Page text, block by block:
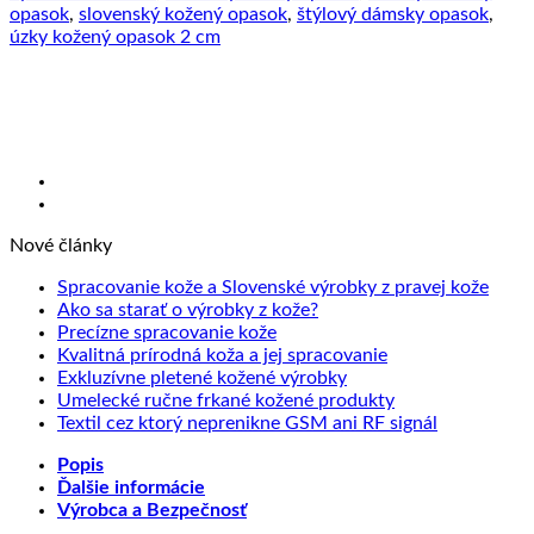
opasok, slovenský kožený opasok, štýlový dámsky opasok,
úzky kožený opasok 2 cm
Nové články
Spracovanie kože a Slovenské výrobky z pravej kože
Ako sa starať o výrobky z kože?Žiadne
na
Ako
sa
starať
Precízne spracovanie kožeŽiadne
komentáre
na
Precízne
spracovanie
Kvalitná prírodná koža a jej spracovanieŽiadne
na
Kvalitná
Exkluzívne pletené kožené výrobkyŽiadne
komentáre
na
Umelecké ručne frkané kožené produktyŽiadne
komentáre
Textil cez ktorý neprenikne GSM ani RF signál
Popis
Ďalšie informácie
Výrobca a Bezpečnosť